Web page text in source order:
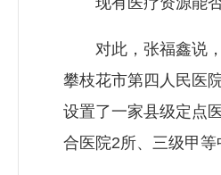
对此，张福鑫说，
攀枝花市第四人民医
设置了一家县级定点
合医院2所、三级甲